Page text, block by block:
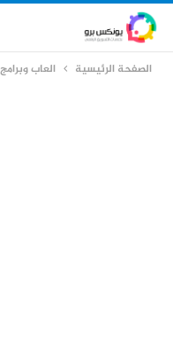
الصفحة الرئيسية العاب وبرامج